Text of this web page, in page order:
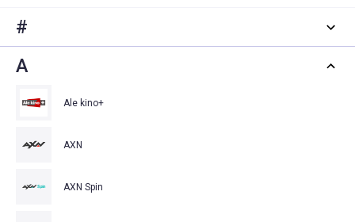
#
A
Ale kino+
AXN
AXN Spin